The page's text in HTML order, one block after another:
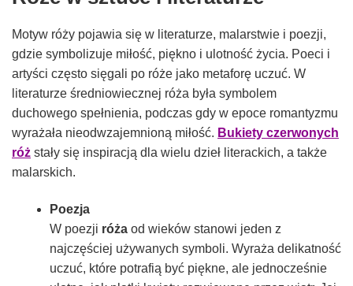
Motyw róży pojawia się w literaturze, malarstwie i poezji,
gdzie symbolizuje miłość, piękno i ulotność życia. Poeci i
artyści często sięgali po róże jako metaforę uczuć. W
literaturze średniowiecznej róża była symbolem
duchowego spełnienia, podczas gdy w epoce romantyzmu
wyrażała nieodwzajemnioną miłość. Bukiety czerwonych
róż stały się inspiracją dla wielu dzieł literackich, a także
malarskich.
Poezja
W poezji róża od wieków stanowi jeden z
najczęściej używanych symboli. Wyraża delikatność
uczuć, które potrafią być piękne, ale jednocześnie